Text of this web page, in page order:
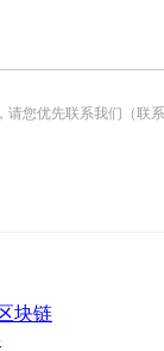
优先联系我们（联系
块链